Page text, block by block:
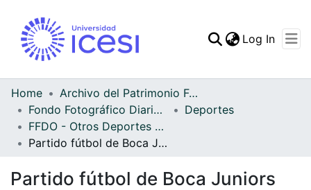
Statistics
Log In
Home
Archivo del Patrimonio Fotográfico y Fílmico del Valle del Cauca
Fondo Fotográfico Diario Occidente
Deportes
FFDO - Otros Deportes - Patrimonial
Partido fútbol de Boca Juniors
Partido fútbol de Boca Juniors